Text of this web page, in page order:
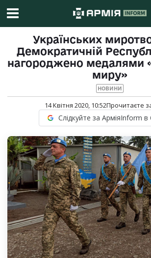
Українських
Демократичній
нагороджено медалями
миру»
НОВИНИ
14 Квітня 2020, 10:52Прочитаєте
Слідкуйте за АрміяInform в